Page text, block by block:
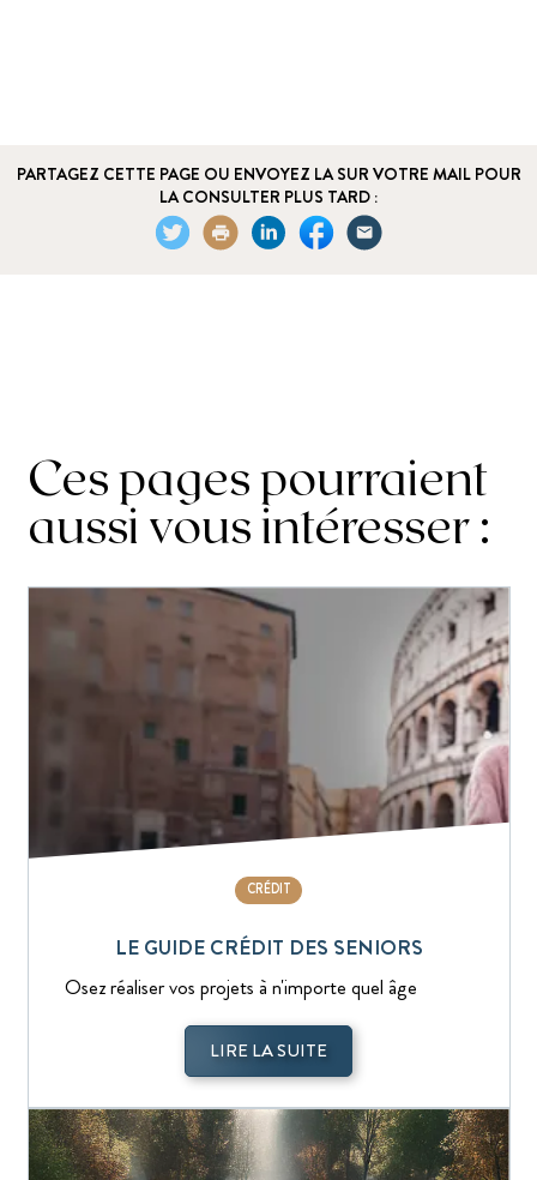
PARTAGEZ CETTE PAGE OU ENVOYEZ LA SUR VOTRE MAIL POUR
LA CONSULTER PLUS TARD :
Ces pages pourraient
aussi vous intéresser :
CRÉDIT
LE GUIDE CRÉDIT DES SENIORS
Osez réaliser vos projets à n'importe quel âge
LIRE LA SUITE